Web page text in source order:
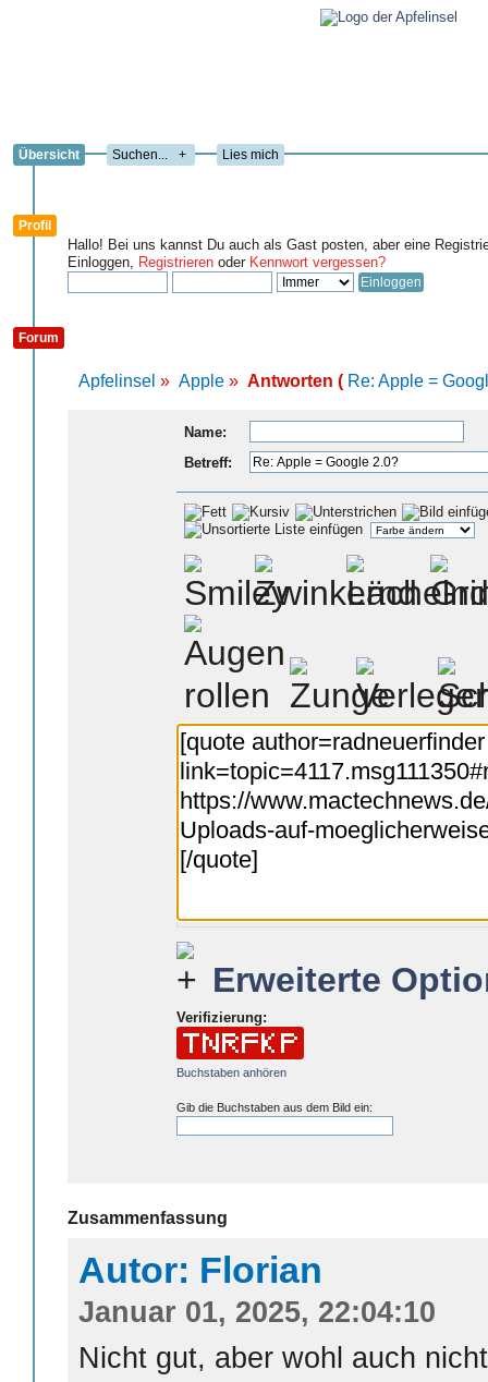
Übersicht + Lies mich
Profil
Hallo! Bei uns kannst Du auch als Gast posten, aber eine
Einloggen, Registrieren oder Kennwort vergessen?
Forum
Apfelinsel » Apple » Antworten ( Re: Apple =
Name:
Betreff:
Erweiterte
Verifizierung:
Buchstaben anhören
Gib die Buchstaben aus dem Bild ein:
Zusammenfassung
Autor: Florian
Januar 01, 2025, 22:04:10
Nicht gut, aber wohl auch